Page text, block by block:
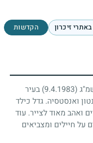
זיכרון הקדשות
(9.4.1983)
בעיר
ואנסטסיה. גדל כילד
ואהב מאוד לצייר. עוד
חיילים ומצביאים